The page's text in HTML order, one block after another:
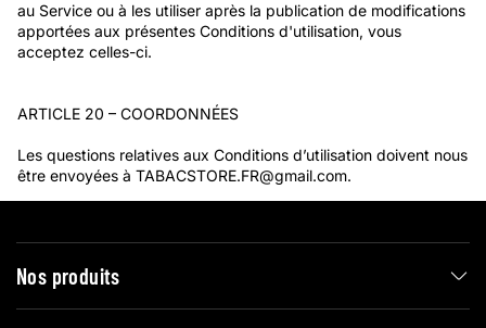
au Service ou à les utiliser après la publication de modifications
apportées aux présentes Conditions d'utilisation, vous
acceptez celles-ci.
ARTICLE 20 – COORDONNÉES
Les questions relatives aux Conditions d’utilisation doivent nous
être envoyées à TABACSTORE.FR@gmail.com.
Nos produits